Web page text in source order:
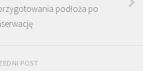
podłoża po
POST